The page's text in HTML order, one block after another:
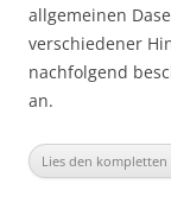
allgemeinen
verschiedener
nachfolgend
an.
Lies den